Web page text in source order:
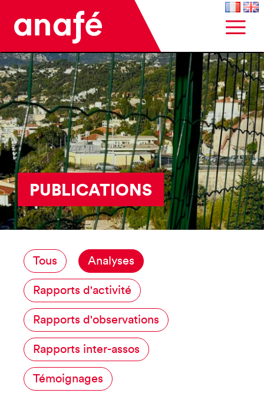
PUBLICATIONS
Tous Analyses
Rapports d'activité
Rapports d'observations
Rapports inter-assos
Témoignages